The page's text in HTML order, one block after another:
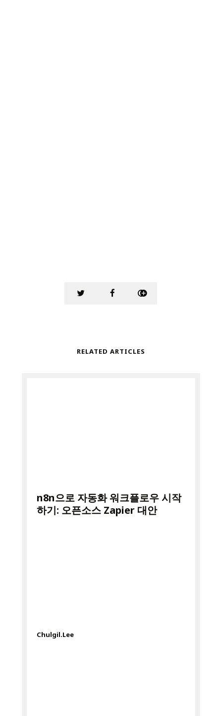
RELATED ARTICLES
n8n으로 자동화 워크플로우 시작
하기: 오픈소스 Zapier 대안
Chulgil.Lee